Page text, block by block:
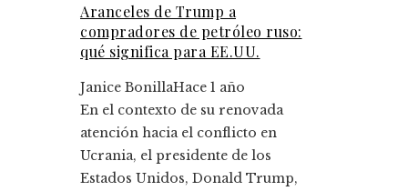
Aranceles de Trump a
compradores de petróleo ruso:
qué significa para EE.UU.
Janice BonillaHace 1 año
En el contexto de su renovada
atención hacia el conflicto en
Ucrania, el presidente de los
Estados Unidos, Donald Trump,